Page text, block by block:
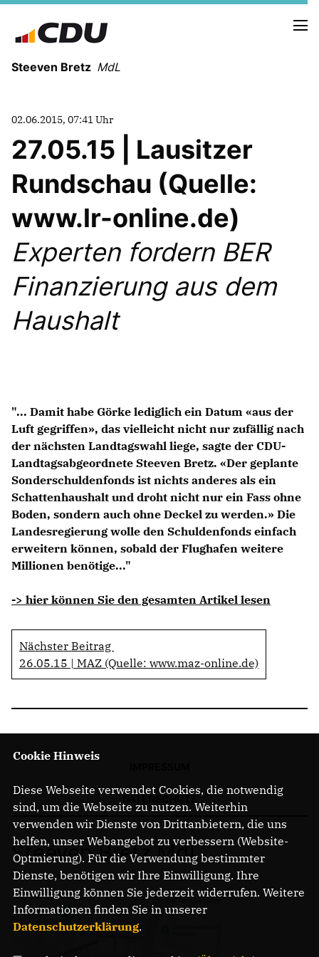
Steeven Bretz MdL
VITA
WAHLKREISBESUCHE
PRESSEFOTOS
MEIN BÜRGERBÜRO
ZIELE
CDU Fraktion im Brandenburger Landtag
CDU Brandenburg
CDU Potsdam
02.06.2015, 07:41 Uhr
27.05.15 | Lausitzer
Rundschau (Quelle:
www.lr-online.de)
Experten fordern BER
Finanzierung aus dem
Haushalt
"... Damit habe Görke lediglich ein Datum «aus der
Luft gegriffen», das vielleicht nicht nur zufällig nach
der nächsten Landtagswahl liege, sagte der CDU-
Landtagsabgeordnete Steeven Bretz. «Der geplante
Sonderschuldenfonds ist nichts anderes als ein
Schattenhaushalt und droht nicht nur ein Fass ohne
Boden, sondern auch ohne Deckel zu werden.» Die
Landesregierung wolle den Schuldenfonds einfach
erweitern können, sobald der Flughafen weitere
Millionen benötige..."
-> hier können Sie den gesamten Artikel lesen
Nächster Beitrag
26.05.15 | MAZ (Quelle: www.maz-online.de)
Steeven Bretz MdL
Cookie Hinweis
Diese Webseite verwendet Cookies, die notwendig
sind, um die Webseite zu nutzen. Weiterhin
verwenden wir Dienste von Drittanbietern, die uns
helfen, unser Webangebot zu verbessern (Website-
Optmierung). Für die Verwendung bestimmter
Dienste, benötigen wir Ihre Einwilligung. Ihre
Einwilligung können Sie jederzeit widerrufen. Weitere
Informationen finden Sie in unserer
Datenschutzerklärung.